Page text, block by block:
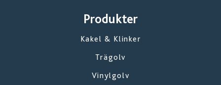
Produkter
Kakel & Klinker
Trägolv
Vinylgolv